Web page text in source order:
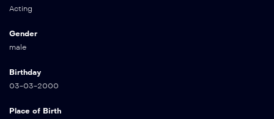
Acting
Gender
male
Birthday
03-03-2000
Place of Birth